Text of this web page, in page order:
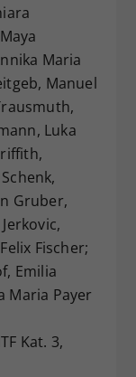
Maria
Manuel
Luka
Gruber,
Fischer;
Emilia
Maria Payer
Kat. 3,